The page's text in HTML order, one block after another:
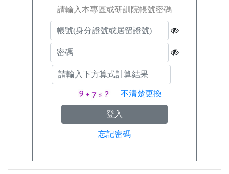
請輸入本專區或研訓院帳號密碼
不清楚更換
忘記密碼